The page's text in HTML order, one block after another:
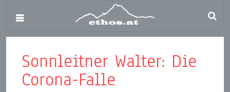
Sonnleitner Walter: Die
Corona-Falle